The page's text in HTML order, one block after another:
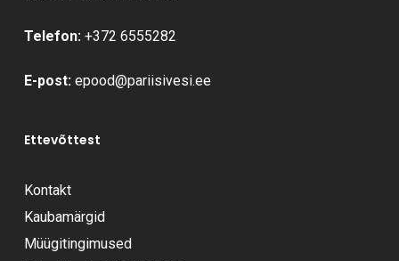
Telefon: +372 6555282
E-post: epood@pariisivesi.ee
Ettevõttest
Kontakt
Kaubamärgid
Müügitingimused